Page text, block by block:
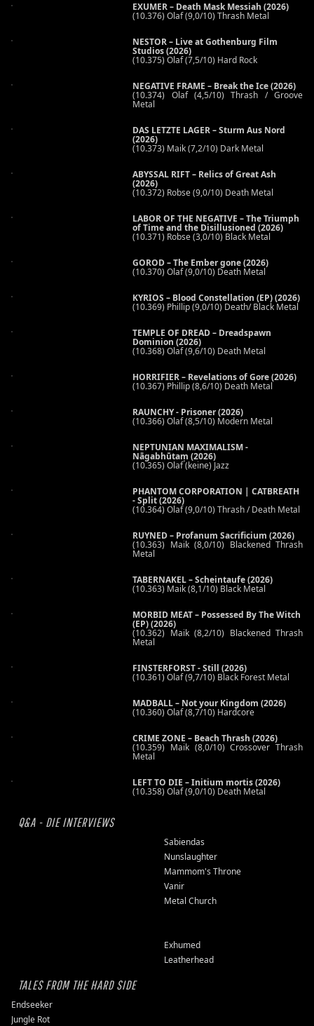
EXUMER – Death Mask Messiah (2026)
(10.376) Olaf (9,0/10) Thrash Metal
NESTOR – Live at Gothenburg Film
Studios (2026)
(10.375) Olaf (7,5/10) Hard Rock
NEGATIVE FRAME – Break the Ice (2026)
(10.374) Olaf (4,5/10) Thrash / Groove
Metal
DAS LETZTE LAGER – Sturm Aus Nord
(2026)
(10.373) Maik (7,2/10) Dark Metal
ABYSSAL RIFT – Relics of Great Ash
(2026)
(10.372) Robse (9,0/10) Death Metal
LABOR OF THE NEGATIVE – The Triumph
of Time and the Disillusioned (2026)
(10.371) Robse (3,0/10) Black Metal
GOROD – The Ember gone (2026)
(10.370) Olaf (9,0/10) Death Metal
KYRIOS – Blood Constellation (EP) (2026)
(10.369) Phillip (9,0/10) Death/ Black Metal
TEMPLE OF DREAD – Dreadspawn
Dominion (2026)
(10.368) Olaf (9,6/10) Death Metal
HORRIFIER – Revelations of Gore (2026)
(10.367) Phillip (8,6/10) Death Metal
RAUNCHY - Prisoner (2026)
(10.366) Olaf (8,5/10) Modern Metal
NEPTUNIAN MAXIMALISM -
Nāgabhūtaṃ (2026)
(10.365) Olaf (keine) Jazz
PHANTOM CORPORATION | CATBREATH
- Split (2026)
(10.364) Olaf (9,0/10) Thrash / Death Metal
RUYNED – Profanum Sacrificium (2026)
(10.363) Maik (8,0/10) Blackened Thrash
Metal
TABERNAKEL – Scheintaufe (2026)
(10.363) Maik (8,1/10) Black Metal
MORBID MEAT – Possessed By The Witch
(EP) (2026)
(10.362) Maik (8,2/10) Blackened Thrash
Metal
FINSTERFORST - Still (2026)
(10.361) Olaf (9,7/10) Black Forest Metal
MADBALL – Not your Kingdom (2026)
(10.360) Olaf (8,7/10) Hardcore
CRIME ZONE – Beach Thrash (2026)
(10.359) Maik (8,0/10) Crossover Thrash
Metal
LEFT TO DIE – Initium mortis (2026)
(10.358) Olaf (9,0/10) Death Metal
Q&A - DIE INTERVIEWS
Sabiendas
Nunslaughter
Mammom's Throne
Vanir
Metal Church
Exhumed
Leatherhead
TALES FROM THE HARD SIDE
Endseeker
Jungle Rot